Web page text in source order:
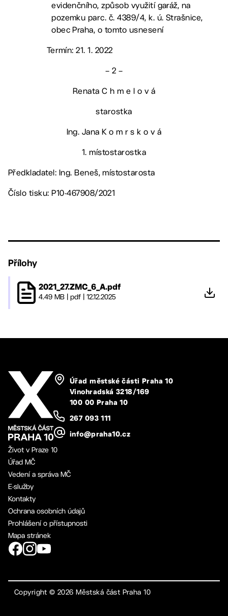
evidenčního, způsob využití garáž, na
pozemku parc. č. 4389/4, k. ú. Strašnice,
obec Praha, o tomto usnesení
Termín: 21. 1. 2022
– 2 –
Renata C h m e l o v á
starostka
Ing. Jana K o m r s k o v á
1. místostarostka
Předkladatel: Ing. Beneš, místostarosta
Číslo tisku: P10-467908/2021
Přílohy
2021_27.ZMC_6_A.pdf
4.49 MB pdf 12.12.2025
Úřad městské části Praha 10
Vinohradská 3218/169
100 00 Praha 10
267 093 111
info@praha10.cz
Život v Praze 10
Úřad MČ
Vedení a správa MČ
E-služby
Kontakty
Ochrana osobních údajů
Prohlášení o přístupnosti
Mapa stránek
Copyright ©2026 Městská část Praha 10